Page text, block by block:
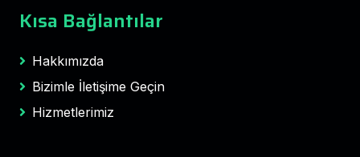
Kısa Bağlantılar
Hakkımızda
Bizimle İletişime Geçin
Hizmetlerimiz